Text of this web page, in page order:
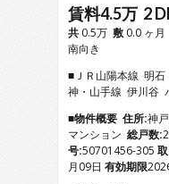
賃料4.5万 2
共 0.5万 敷 0.0 ヶ月
南向き
■ＪＲ山陽本線 明
神・山手線 伊川谷
■物件概要 住所:神
マンション 総戸数:
号:50701456-305
月09日 有効期限